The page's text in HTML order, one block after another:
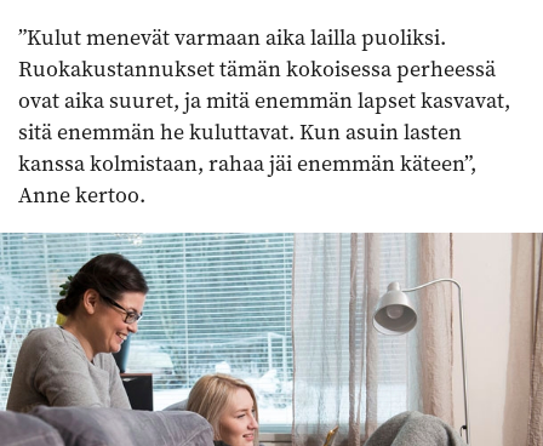
”Kulut menevät varmaan aika lailla puoliksi.
Ruokakustannukset tämän kokoisessa perheessä
ovat aika suuret, ja mitä enemmän lapset kasvavat,
sitä enemmän he kuluttavat. Kun asuin lasten
kanssa kolmistaan, rahaa jäi enemmän käteen”,
Anne kertoo.